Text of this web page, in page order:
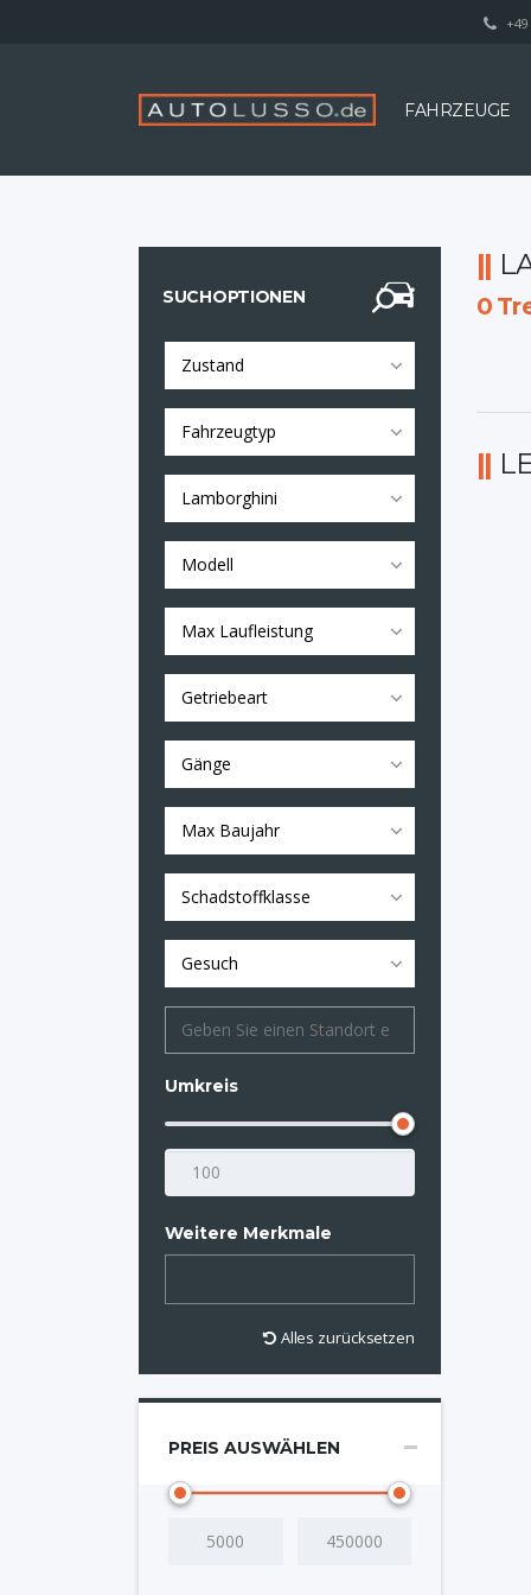
FAHRZEUGE
SUCHOPTIONEN
Zustand
Fahrzeugtyp
Lamborghini
Modell
Max Laufleistung
Getriebeart
Gänge
Max Baujahr
Schadstoffklasse
Gesuch
Umkreis
Weitere Merkmale
Alles zurücksetzen
PREIS AUSWÄHLEN
0